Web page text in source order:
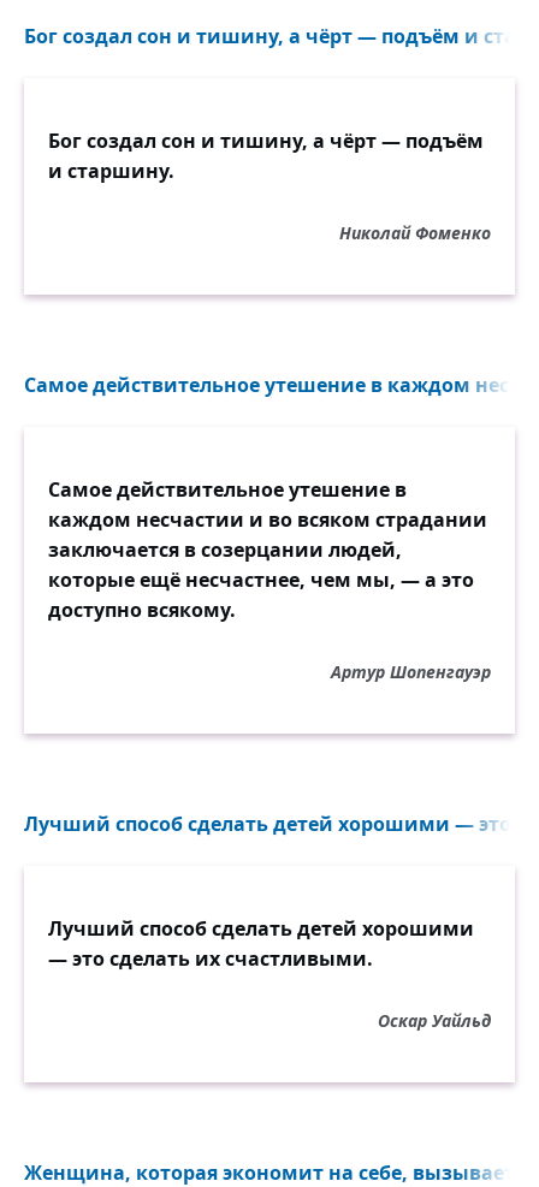
Бог создал сон и тишину, а чёрт — подъём и
Бог создал сон и тишину, а чёрт — подъём
и старшину.
Николай Фоменко
Самое действительное утешение в каждом
Самое действительное утешение в
каждом несчастии и во всяком страдании
заключается в созерцании людей,
которые ещё несчастнее, чем мы, — а это
доступно всякому.
Артур Шопенгауэр
Лучший способ сделать детей хорошими — это
Лучший способ сделать детей хорошими
— это сделать их счастливыми.
Оскар Уайльд
Женщина, которая экономит на себе, вызывает